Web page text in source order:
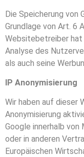
Die Speicherung
Grundlage von Art. 6
Websitebetreiber
Analyse des
als auch seine
IP Anonymisierung
Wir haben auf dieser
Anonymisierung
Google innerhalb
oder in anderen
Europäischen